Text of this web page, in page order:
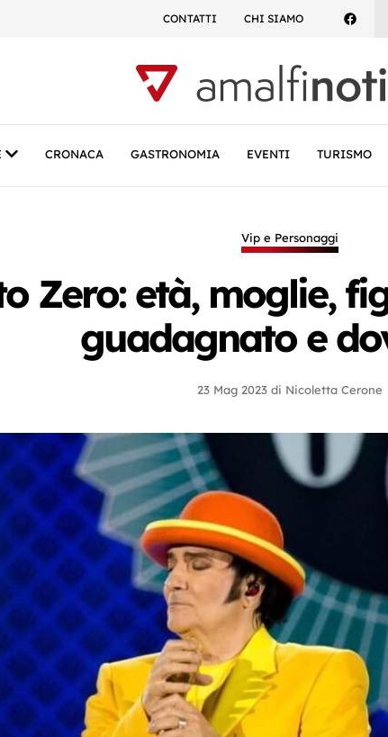
CONTATTI CHI SIAMO
CRONACA GASTRONOMIA EVENTI TURISMO
Vip e Personaggi
Zero: età, moglie,
guadagnato e
23 Mag 2023 di Nicoletta Cerone